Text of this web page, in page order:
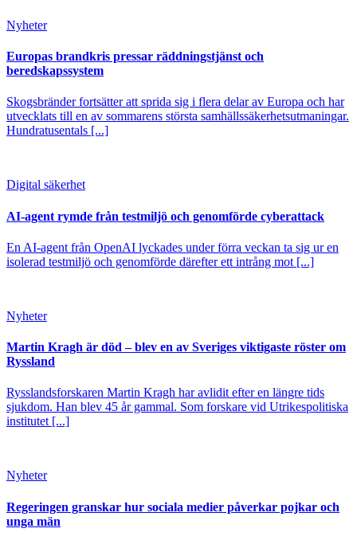
Nyheter
Europas brandkris pressar räddningstjänst och
beredskapssystem
Skogsbränder fortsätter att sprida sig i flera delar av Europa och har
utvecklats till en av sommarens största samhällssäkerhetsutmaningar.
Hundratusentals [...]
Digital säkerhet
AI-agent rymde från testmiljö och genomförde cyberattack
En AI-agent från OpenAI lyckades under förra veckan ta sig ur en
isolerad testmiljö och genomförde därefter ett intrång mot [...]
Nyheter
Martin Kragh är död – blev en av Sveriges viktigaste röster om
Ryssland
Rysslandsforskaren Martin Kragh har avlidit efter en längre tids
sjukdom. Han blev 45 år gammal. Som forskare vid Utrikespolitiska
institutet [...]
Nyheter
Regeringen granskar hur sociala medier påverkar pojkar och
unga män